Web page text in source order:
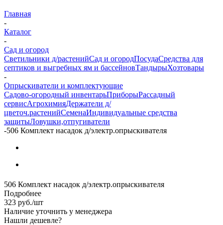
Главная
-
Каталог
-
Сад и огород
Светильники д/растенийСад и огородПосудаСредства для
септиков и выгребных ям и бассейновТандырыХозтовары
-
Опрыскиватели и комплектующие
Садово-огородный инвентарьПриборыРассадный
сервисАгрохимияДержатели д/
цветоч.растенийСеменаИндивидуальные средства
защитыЛовушки,отпугиватели
-506 Комплект насадок д/электр.опрыскивателя
506 Комплект насадок д/электр.опрыскивателя
Подробнее
323 руб./шт
Наличие уточнить у менеджера
Нашли дешевле?